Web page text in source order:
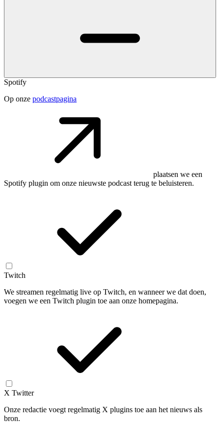
Spotify
Op onze podcastpagina
plaatsen we een
Spotify plugin om onze nieuwste podcast terug te beluisteren.
Twitch
We streamen regelmatig live op Twitch, en wanneer we dat doen,
voegen we een Twitch plugin toe aan onze homepagina.
X Twitter
Onze redactie voegt regelmatig X plugins toe aan het nieuws als
bron.